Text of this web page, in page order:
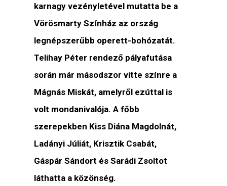
karnagy vezényletével mutatta be a
Vörösmarty Színház az ország
legnépszerűbb operett-bohózatát.
Telihay Péter rendező pályafutása
során már másodszor vitte színre a
Mágnás Miskát, amelyről ezúttal is
volt mondanivalója. A főbb
szerepekben Kiss Diána Magdolnát,
Ladányi Júliát, Krisztik Csabát,
Gáspár Sándort és Sarádi Zsoltot
láthatta a közönség.